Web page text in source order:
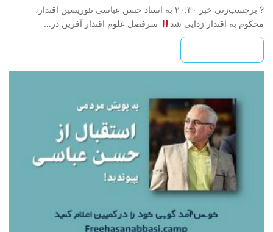
? برچسب‌زنی خبر ۲۰:۳۰ به استاد حسن عباسی تئوریسین اقتدار،
محکوم به اقتدار زدایی شد
سرفصل علوم اقتدار آفرین در…